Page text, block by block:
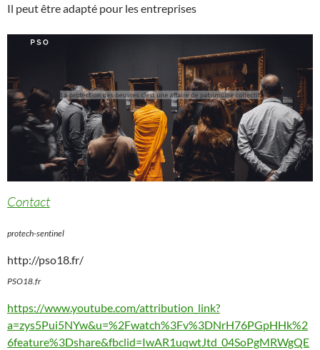
Il peut être adapté pour les entreprises
Contact
protech-sentinel
http://pso18.fr/
PSO18.fr
https://www.youtube.com/attribution_link?
a=zys5Pui5NYw&u=%2Fwatch%3Fv%3DNrH76PGpHHk%2
6feature%3Dshare&fbclid=IwAR1uqwtJtd_04SoPgMRWgQE